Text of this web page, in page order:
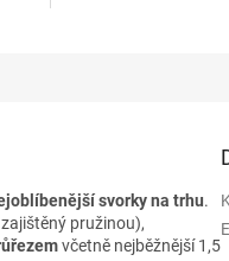
svorky na trhu.
pružinou),
včetně nejběžnější 1,5